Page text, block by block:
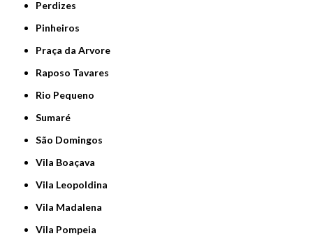
Perdizes
Pinheiros
Praça da Arvore
Raposo Tavares
Rio Pequeno
Sumaré
São Domingos
Vila Boaçava
Vila Leopoldina
Vila Madalena
Vila Pompeia